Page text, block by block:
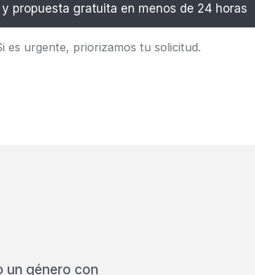
propuesta gratuita en menos de 24 horas
es urgente, priorizamos tu solicitud.
un género con